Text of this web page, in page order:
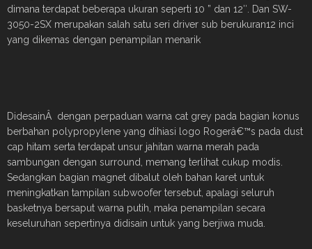
dimana terdapat beberapa ukuran seperti 10 ” dan 12″. Dan SW-
3050-2SX merupakan salah satu seri driver sub berukuran12 inci
yang dikemas dengan penampilan menarik
DidesainÂ dengan perpaduan warna cat grey pada bagian konus
berbahan polypropylene yang dihiasi logo Rogerâ€™s pada dust
cap hitam serta terdapat unsur jahitan warna merah pada
sambungan dengan surround, memang terlihat cukup modis.
Sedangkan bagian magnet dibalut oleh bahan karet untuk
meningkatkan tampilan subwoofer tersebut, apalagi seluruh
basketnya bersaput warna putih, maka penampilan secara
keseluruhan sepertinya didisain untuk yang berjiwa muda.